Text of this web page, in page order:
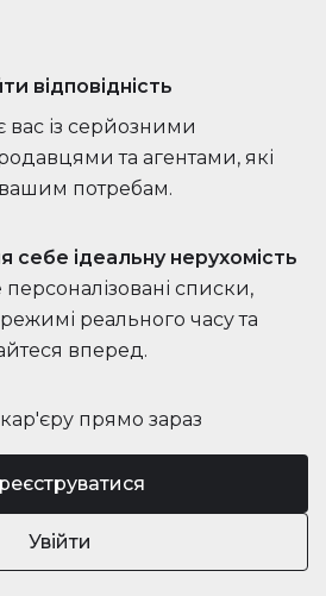
кар'єру прямо зараз
Увійти
відповідність
вас із серйозними
та агентами, які
потребам.
себе ідеальну нерухомість
списки,
реального часу та
вперед.